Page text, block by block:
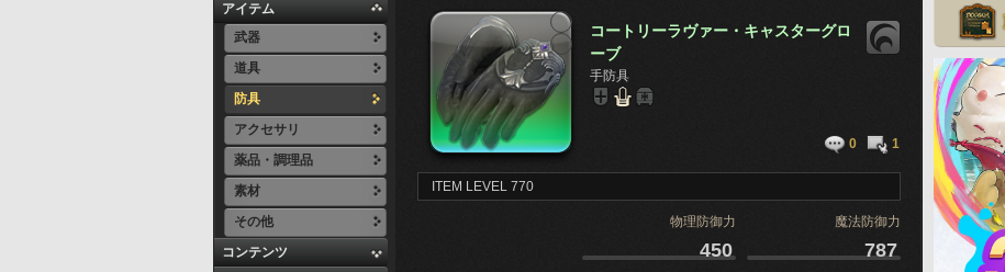
アイテム
武器
道具
防具
アクセサリ
薬品・調理品
素材
その他
コンテンツ
コートリーラヴァー・キャスターグロ
ーブ
手防具
0 1
ITEM LEVEL 770
物理防御力 魔法防御力
450 787